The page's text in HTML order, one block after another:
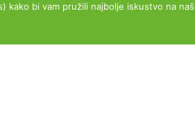
kako bi vam pružili najbolje iskustvo na